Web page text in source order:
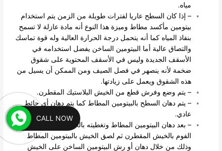
مياه.
– إذا كان السطح عاريا لفترات طويلة من الزمن يتم استخدام
بيتومين مأكسد مطاط وميزة هذا النوع أنه مادة عازلة لا تسمح
بنفاذ المياه كما أنه يتحمل درجة الحرارة العالية وله قوة تماسك
والتصاق عالية أما البيتومين الساخن يفضل استخدامه في
الأسقف الجديدة وليس في الأسقف المحتوية على شقوق
ضخمة لأنه ينصهر في فصل الصيف ومن الممكن أن يسيل من
هذه الشقوق ويعمل على زيادتها.
– يتم وضع وفرش قطع من الخيش البلاستيك المقطرن.
– يتم دهان السطح بالبيتومين المطاط كما يتم دهان أي حائط
عادي.
– بعد دهان البيتومين المطاط وتغطيته بالخيش يتم لصق ألواح
الفوم بالخيش المقطرن ثم لصق الخيش بالبيتومين المطاط
وذلك من خلال دهان أو رش البيتومين الساخن على الخيش
CALL NOW